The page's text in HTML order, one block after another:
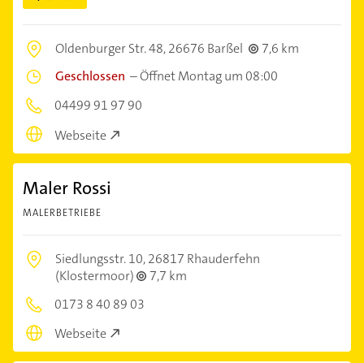
Oldenburger Str. 48,26676 Barßel
7,6 km
Geschlossen –Öffnet Montag um 08:00
04499 91 97 90
Webseite
Maler Rossi
MALERBETRIEBE
Siedlungsstr. 10,26817 Rhauderfehn
(Klostermoor)
7,7 km
0173 8 40 89 03
Webseite